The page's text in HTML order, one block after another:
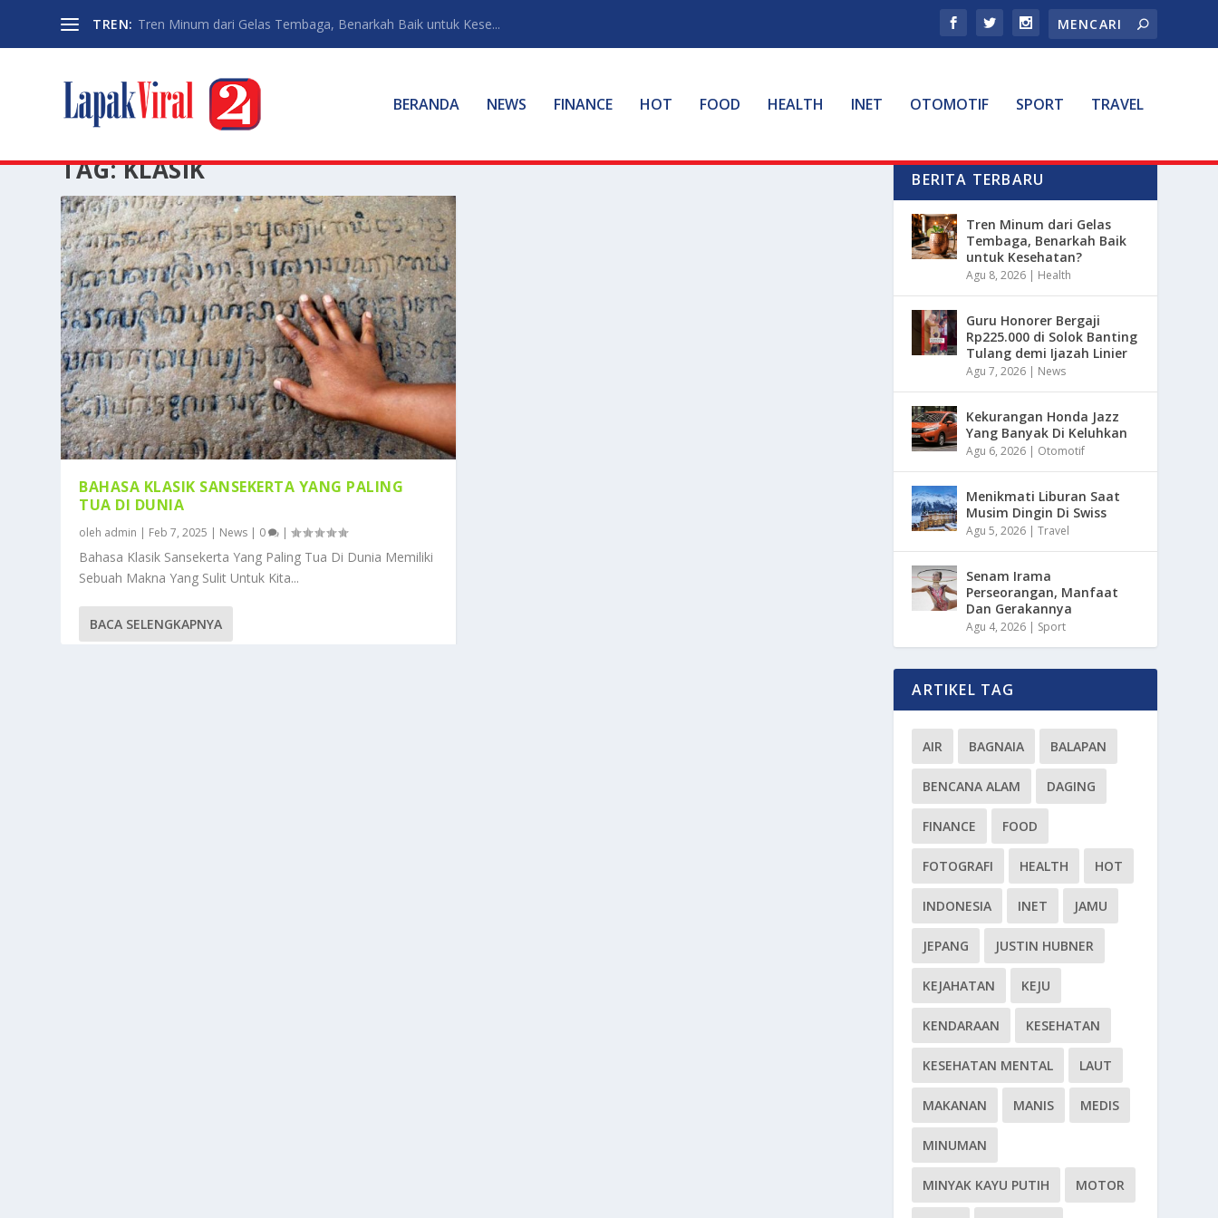
TREN: Tren Minum dari Gelas Tembaga, Benarkah Baik untuk Kese...
BERANDA NEWS FINANCE HOT FOOD HEALTH INET OTOMOTIF SPORT TRAVEL
TAG:KLASIK
BAHASA KLASIK SANSEKERTA YANG PALING
TUA DI DUNIA
oleh admin | Feb 7, 2025 | News | 0 |
Bahasa Klasik Sansekerta Yang Paling Tua Di Dunia Memiliki
Sebuah Makna Yang Sulit Untuk Kita...
BACA SELENGKAPNYA
BERITA TERBARU
Tren Minum dari Gelas
Tembaga, Benarkah Baik
untuk Kesehatan?
Agu 8, 2026 | Health
Guru Honorer Bergaji
Rp225.000 di Solok Banting
Tulang demi Ijazah Linier
Agu 7, 2026 | News
Kekurangan Honda Jazz
Yang Banyak Di Keluhkan
Agu 6, 2026 | Otomotif
Menikmati Liburan Saat
Musim Dingin Di Swiss
Agu 5, 2026 |Travel
Senam Irama
Perseorangan, Manfaat
Dan Gerakannya
Agu 4, 2026 | Sport
ARTIKEL TAG
AIR BAGNAIA BALAPAN
BENCANA ALAM DAGING
FINANCE FOOD
FOTOGRAFI HEALTH HOT
INDONESIA INET JAMU
JEPANG JUSTIN HUBNER
KEJAHATAN KEJU
KENDARAAN KESEHATAN
KESEHATAN MENTAL LAUT
MAKANAN MANIS MEDIS
MINUMAN
MINYAK KAYU PUTIH MOTOR